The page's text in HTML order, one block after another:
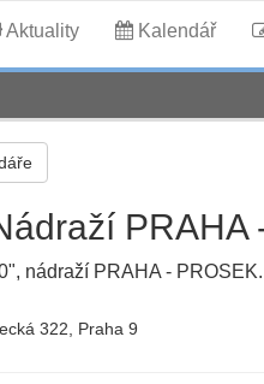
Aktuality Kalendář
PRAHA
nádraží PRAHA - PROSEK.
322, Praha 9